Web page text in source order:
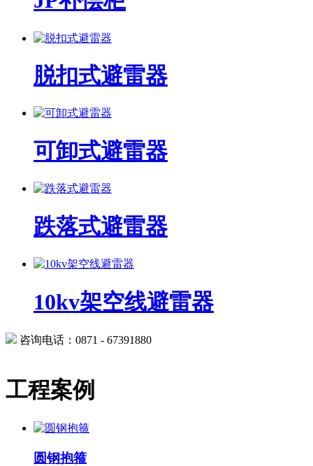
脱扣式避雷器
可卸式避雷器
跌落式避雷器
10kv架空线避雷器
咨询电话：0871 - 67391880
工程案例
圆钢抱箍